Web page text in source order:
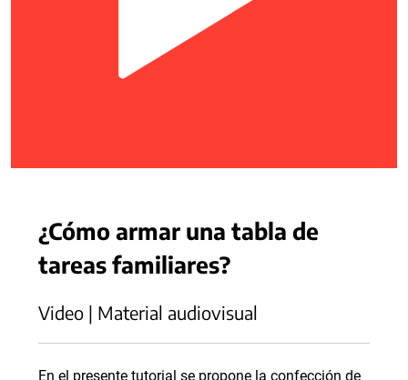
¿Cómo armar una tabla de
tareas familiares?
Video | Material audiovisual
En el presente tutorial se propone la confección de